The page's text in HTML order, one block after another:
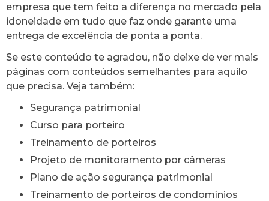
empresa que tem feito a diferença no mercado pela
idoneidade em tudo que faz onde garante uma
entrega de excelência de ponta a ponta.
Se este conteúdo te agradou, não deixe de ver mais
páginas com conteúdos semelhantes para aquilo
que precisa. Veja também:
Segurança patrimonial
Curso para porteiro
Treinamento de porteiros
Projeto de monitoramento por câmeras
Plano de ação segurança patrimonial
Treinamento de porteiros de condomínios